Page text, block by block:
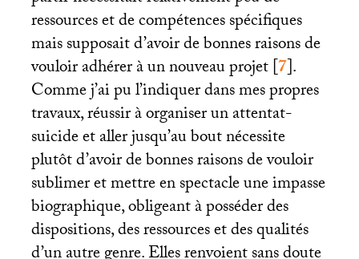
ressources et de compétences spécifiques
mais supposait d’avoir de bonnes raisons de
vouloir adhérer à un nouveau projet[7].
Comme j’ai pu l’indiquer dans mes propres
travaux, réussir à organiser un attentat-
suicide et aller jusqu’au bout nécessite
plutôt d’avoir de bonnes raisons de vouloir
sublimer et mettre en spectacle une impasse
biographique, obligeant à posséder des
dispositions, des ressources et des qualités